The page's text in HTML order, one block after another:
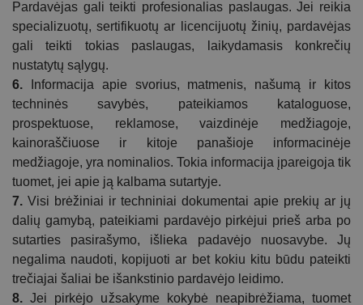
Pardavėjas gali teikti profesionalias paslaugas. Jei reikia
specializuotų, sertifikuotų ar licencijuotų žinių, pardavėjas
gali teikti tokias paslaugas, laikydamasis konkrečių
nustatytų sąlygų.
6. Informacija apie svorius, matmenis, našumą ir kitos
techninės savybės, pateikiamos kataloguose,
prospektuose, reklamose, vaizdinėje medžiagoje,
kainoraščiuose ir kitoje panašioje informacinėje
medžiagoje, yra nominalios. Tokia informacija įpareigoja tik
tuomet, jei apie ją kalbama sutartyje.
7. Visi brėžiniai ir techniniai dokumentai apie prekių ar jų
dalių gamybą, pateikiami pardavėjo pirkėjui prieš arba po
sutarties pasirašymo, išlieka padavėjo nuosavybe. Jų
negalima naudoti, kopijuoti ar bet kokiu kitu būdu pateikti
trečiajai šaliai be išankstinio pardavėjo leidimo.
8. Jei pirkėjo užsakyme kokybė neapibrėžiama, tuomet